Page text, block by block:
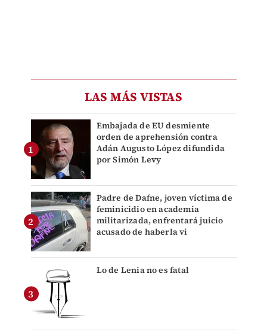
LAS MÁS VISTAS
Embajada de EU desmiente
orden de aprehensión contra
Adán Augusto López difundida
por Simón Levy
Padre de Dafne, joven víctima de
feminicidio en academia
militarizada, enfrentará juicio
acusado de haberla vi
Lo de Lenia no es fatal